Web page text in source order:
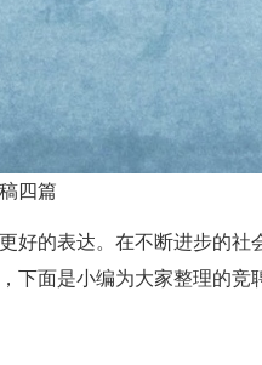
四篇
好的表达。在不断进步的
下面是小编为大家整理的